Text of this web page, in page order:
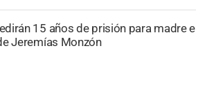
15 años de prisión para madre e
Jeremías Monzón